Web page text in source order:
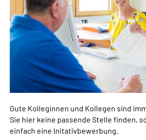
Gute Kolleginnen und Kollegen sind
Sie hier keine passende Stelle finden,
einfach eine Initativbewerbung.